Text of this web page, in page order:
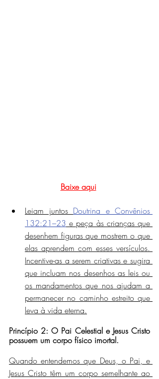
Baixe aqui
Leiam juntos Doutrina e Convênios
132:21–23 e peça às crianças que
desenhem figuras que mostrem o que
elas aprendem com esses versículos.
Incentive-as a serem criativas e sugira
que incluam nos desenhos as leis ou
os mandamentos que nos ajudam a
permanecer no caminho estreito que
leva à vida eterna.
Princípio 2: O Pai Celestial e Jesus Cristo
possuem um corpo físico imortal.
Quando entendemos que Deus, o Pai, e
Jesus Cristo têm um corpo semelhante ao